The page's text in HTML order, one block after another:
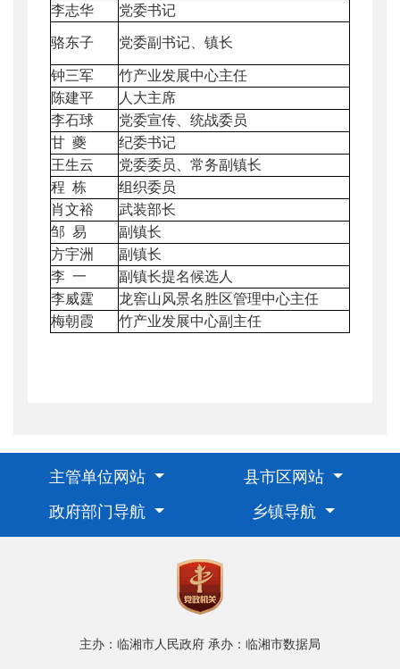
李志华
党委书记
骆东子 党委副书记、镇长
钟三军
竹产业发展中心主任
陈建平
人大主席
李石球
党委宣传、统战委员
甘 夔
纪委书记
王生云
党委委员、常务副镇长
程 栋
组织委员
肖文裕
武装部长
邹 易
副镇长
方宇洲
副镇长
李 一
副镇长提名候选人
李威霆
龙窖山风景名胜区管理中心主任
梅朝霞
竹产业发展中心副主任
主管单位网站
县市区网站
政府部门导航
乡镇导航
主办：临湘市人民政府 承办：临湘市数据局